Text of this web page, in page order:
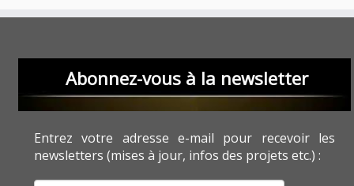
Abonnez-vous à la newsletter
Entrez votre adresse e-mail pour recevoir les
newsletters (mises à jour, infos des projets etc.) :